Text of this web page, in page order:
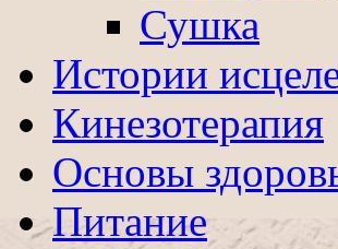
Сушка
Истории
Кинезотерапия
Основы
Питание